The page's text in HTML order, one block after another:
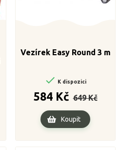
Vezírek Easy Round 3 m
 K dispozici
584 Kč cena
649 Kč
Cena
Koupit